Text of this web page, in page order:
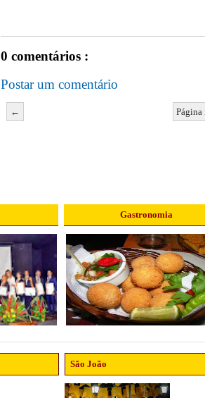
0 comentários :
Postar um comentário
←
Gastronomia
São João